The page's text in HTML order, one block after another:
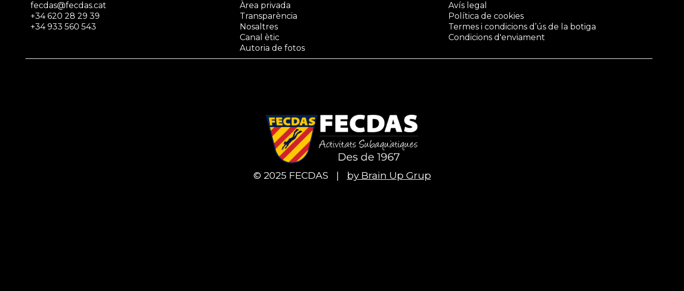
fecdas@fecdas.cat
+34 620 28 29 39
+34 933 560 543
Àrea privada
Transparència
Nosaltres
Canal ètic
Autoria de fotos
Avís legal
Política de cookies
Termes i condicions d’ús de la botiga
Condicions d'enviament
© 2025 FECDAS | by Brain Up Grup